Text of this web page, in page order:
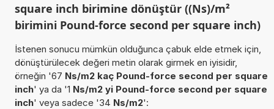
square inch birimine dönüştür ((Ns)/m²
birimini Pound-force second per square inch)
İstenen sonucu mümkün olduğunca çabuk elde etmek için,
dönüştürülecek değeri metin olarak girmek en iyisidir,
örneğin '67 Ns/m2 kaç Pound-force second per square
inch' ya da '1 Ns/m2 yi Pound-force second per square
inch' veya sadece '34 Ns/m2':